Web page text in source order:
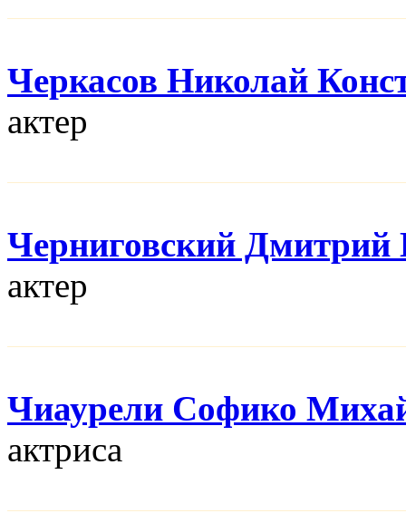
Черкасов Николай
актер
Черниговский Дмитрий
актер
Чиаурели Софико
актриса